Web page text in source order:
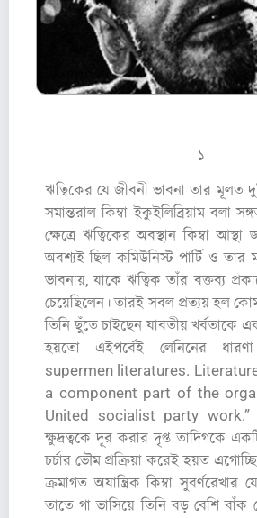
১
ঋত্বিকের যে জীবনী ভাবনা তার মূলত
সমান্তরাল কিম্বা ইকুইলিব্রিয়াম বলা
ক্ষেত্রে ঋত্বিকের অবস্থান কিম্বা আস্থা
অবশ্যই ছিল কমিউনিস্ট পার্টি ও তার
ভাবনায়, যাকে ঋত্বিক তাঁর বক্তব্য
চেয়েছিলেন। তারই সবল প্রত্যয় হল
তিনি ছুঁতে চাইছেন যাবতীয় খর্বতাকে
হয়তো এইপর্বেই লেনিনের
supermen literatures.
a component part of the
United socialist party work.”
ক্ষুদ্রত্বকে দূর করার দৃপ্ত তাদিগকে
চর্চার ভৌম প্রক্রিয়া করেই হয়ত
ক্রমাগত অযান্ত্রিক কিম্বা সুবর্ণরেখার
তাতে গা ভাসিয়ে তিনি বড় বেশি বাঁক